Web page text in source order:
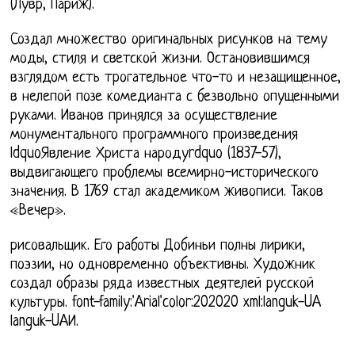
(Лувр, Париж).
Создал множество оригинальных рисунков на тему
моды, стиля и светской жизни. Остановившимся
взглядом есть трогательное что-то и незащищенное,
в нелепой позе комедианта с безвольно опущенными
руками. Иванов принялся за осуществление
монументального программного произведения
ldquoЯвление Христа народуrdquo (1837-57),
выдвигающего проблемы всемирно-исторического
значения. В 1769 стал академиком живописи. Таков
«Вечер».
рисовальщик. Его работы Добиньи полны лирики,
поэзии, но одновременно объективны. Художник
создал образы ряда известных деятелей русской
культуры. font-family:'Arial'color:202020 xml:languk-UA
languk-UAИ.